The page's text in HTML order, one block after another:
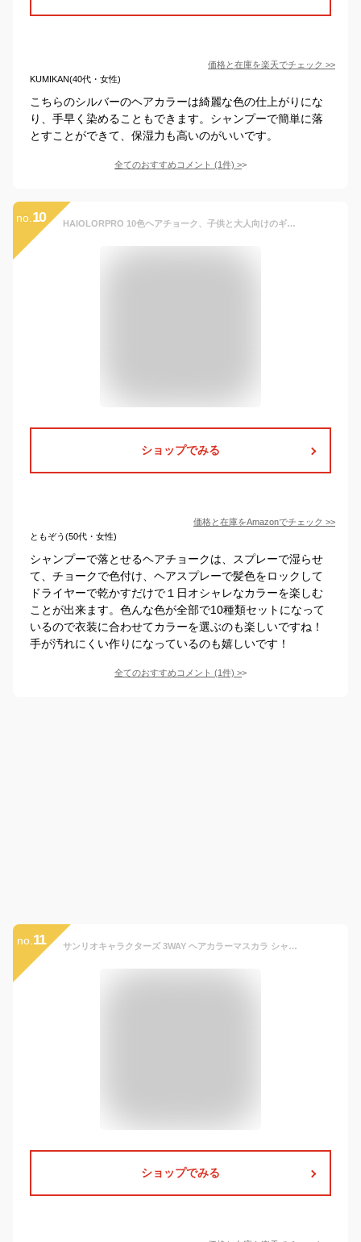
価格と在庫を楽天でチェック >>
KUMIKAN(40代・女性)
こちらのシルバーのヘアカラーは綺麗な色の仕上がりにな
り、手早く染めることもできます。シャンプーで簡単に落
とすことができて、保湿力も高いのがいいです。
全てのおすすめコメント (1件) >
no. 10 HAIOLORPRO 10色ヘアチョーク、子供と大人向けのギフトアイデア、ヘアカラースプレー シャンプーで落とせるヘアカラー、メイク、ハロウィン、クリスマス、パーティーに最適、3歳以上の子供の誕生日プレゼントに適しています
ショップでみる
価格と在庫をAmazonでチェック >>
ともぞう(50代・女性)
シャンプーで落とせるヘアチョークは、スプレーで湿らせ
て、チョークで色付け、ヘアスプレーで髪色をロックして
ドライヤーで乾かすだけで１日オシャレなカラーを楽しむ
ことが出来ます。色んな色が全部で10種類セットになって
いるので衣装に合わせてカラーを選ぶのも楽しいですね！
手が汚れにくい作りになっているのも嬉しいです！
全てのおすすめコメント (1件) >
no. 11 サンリオキャラクターズ 3WAY ヘアカラーマスカラ シャンプーでおちる [ ワンデイ 1日だけ 髪色チェンジ インナーカラー ポーチインサイズ イベント 文化祭 学園祭 コスプレ ライブ 推しカラー 推し活 部分髪染め 小学生 中学生 高校生 子供 キッズ ]
ショップでみる